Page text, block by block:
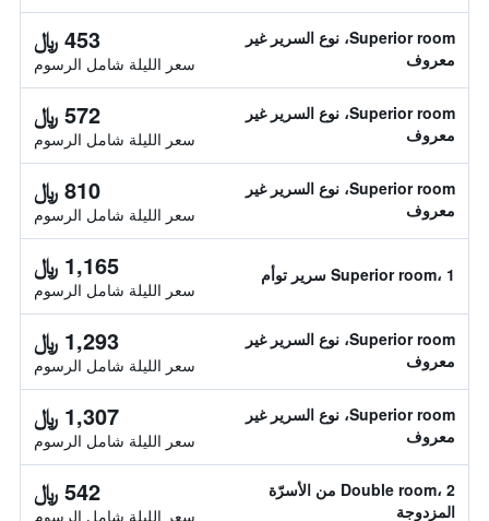
Superior room، نوع السرير غير
معروف
453 ﷼
سعر الليلة شامل الرسوم
Superior room، نوع السرير غير
معروف
572 ﷼
سعر الليلة شامل الرسوم
Superior room، نوع السرير غير
معروف
810 ﷼
سعر الليلة شامل الرسوم
Superior room، 1 سرير توأم 1,165 ﷼
سعر الليلة شامل الرسوم
Superior room، نوع السرير غير
معروف
1,293 ﷼
سعر الليلة شامل الرسوم
Superior room، نوع السرير غير
معروف
1,307 ﷼
سعر الليلة شامل الرسوم
Double room، 2 من الأسرّة
المزدوجة
542 ﷼
سعر الليلة شامل الرسوم